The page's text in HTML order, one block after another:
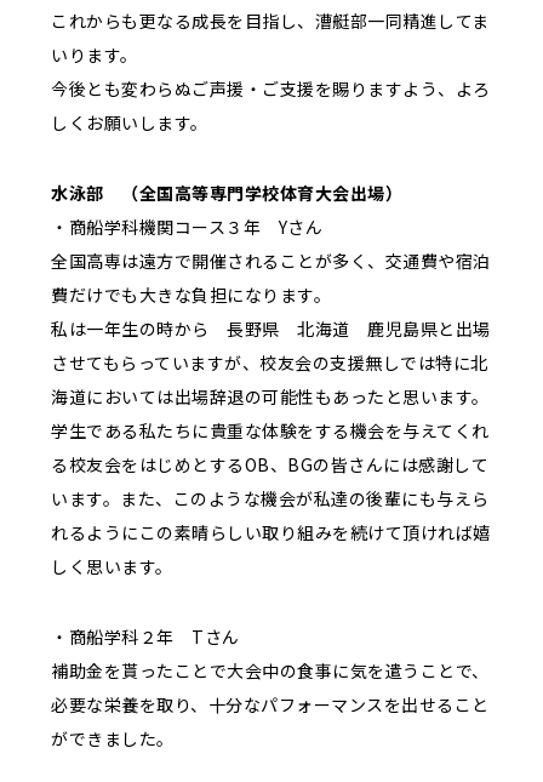
これからも更なる成長を目指し、漕艇部一同精進してま
いります。
今後とも変わらぬご声援・ご支援を賜りますよう、よろ
しくお願いします。
水泳部 （全国高等専門学校体育大会出場）
・商船学科機関コース３年 Yさん
全国高専は遠方で開催されることが多く、交通費や宿泊
費だけでも大きな負担になります。
私は一年生の時から 長野県 北海道 鹿児島県と出場
させてもらっていますが、校友会の支援無しでは特に北
海道においては出場辞退の可能性もあったと思います。
学生である私たちに貴重な体験をする機会を与えてくれ
る校友会をはじめとするOB、BGの皆さんには感謝して
います。また、このような機会が私達の後輩にも与えら
れるようにこの素晴らしい取り組みを続けて頂ければ嬉
しく思います。
・商船学科２年 Tさん
補助金を貰ったことで大会中の食事に気を遣うことで、
必要な栄養を取り、十分なパフォーマンスを出せること
ができました。